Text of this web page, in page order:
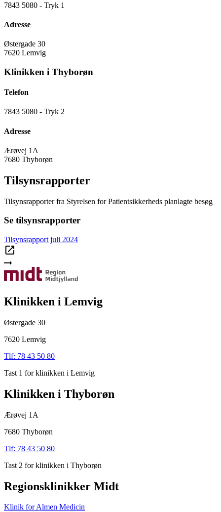
7843 5080 - Tryk 1
Adresse
Østergade 30
7620 Lemvig
Klinikken i Thyborøn
Telefon
7843 5080 - Tryk 2
Adresse
Ærøvej 1A
7680 Thyborøn
Tilsynsrapporter
Tilsynsrapporter fra Styrelsen for Patientsikkerheds planlagte besøg
Se tilsynsrapporter
Tilsynsrapport juli 2024
Klinikken i Lemvig
Østergade 30
7620 Lemvig
Tlf: 78 43 50 80
Tast 1 for klinikken i Lemvig
Klinikken i Thyborøn
Ærøvej 1A
7680 Thyborøn
Tlf: 78 43 50 80
Tast 2 for klinikken i Thyborøn
Regionsklinikker Midt
Klinik for Almen Medicin